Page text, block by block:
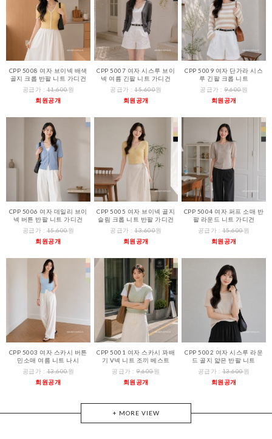
CPP 5008 여자 브이넥 배색
골지 크롭 반팔 니트 가디건
공급가 :11,600원
회원공개
CPP 5007 여자 시스루 브이
넥 여름 긴팔 니트 가디건
공급가 :15,600원
회원공개
CPP 5009 여자 단가라 시스
루 긴팔 크롭 니트
공급가 :9,600원
회원공개
CPP 5006 여자 데일리 브이
넥 버튼 반팔 니트 가디건
공급가 :15,600원
회원공개
CPP 5005 여자 브이넥 골지
슬림 크롭 니트 반팔 가디건
공급가 :13,600원
회원공개
CPP 5004 여자 퍼프 소매 반
팔 라운드 니트 가디건
공급가 : 15,600원
회원공개
CPP 5003 여자 스카시 버튼
민소매 여름 니트 나시
공급가 :13,600원
회원공개
CPP 5001 여자 스카시 꽈배
기 V넥 니트 조끼 베스트
공급가 :9,600원
회원공개
CPP 5002 여자 시스루 라운
드 골지 얇은 반팔 니트
공급가 : 13,600원
회원공개
+ MORE VIEW